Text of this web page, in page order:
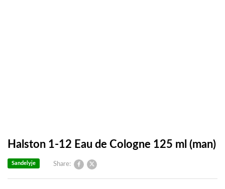
Halston 1-12 Eau de Cologne 125 ml (man)
Share:
Sandelyje